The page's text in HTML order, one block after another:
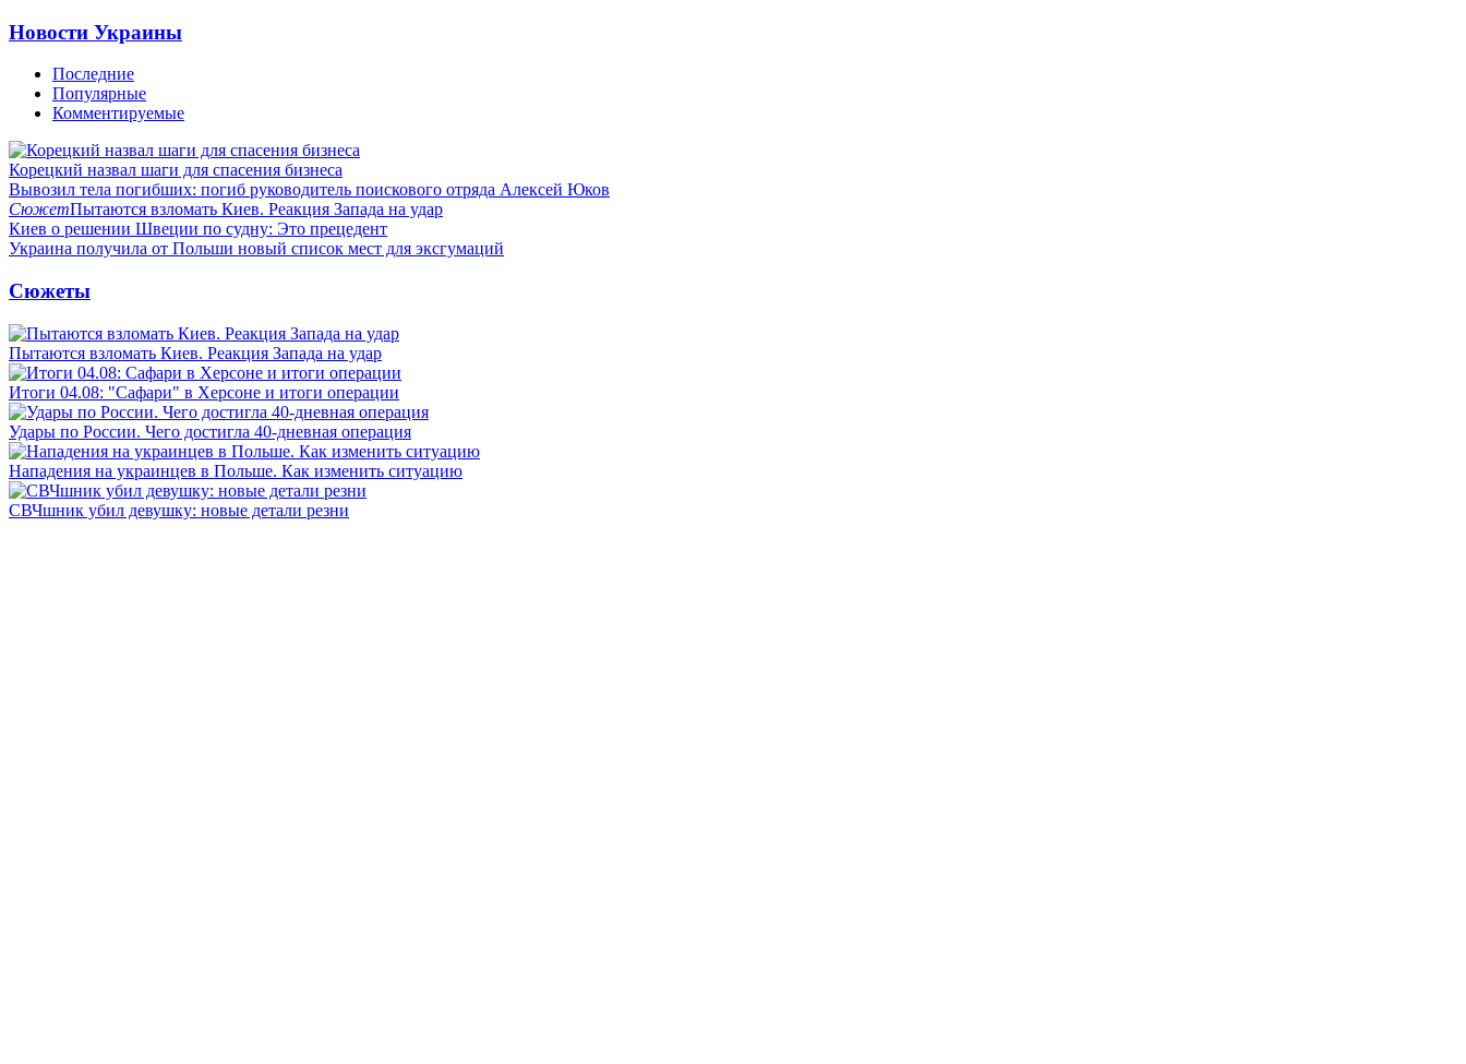
Новости Украины
Последние
Популярные
Комментируемые
Корецкий назвал шаги для спасения бизнеса
Вывозил тела погибших: погиб руководитель поискового отряда Алексей Юков
СюжетПытаются взломать Киев. Реакция Запада на удар
Киев о решении Швеции по судну: Это прецедент
Украина получила от Польши новый список мест для эксгумаций
Сюжеты
Пытаются взломать Киев. Реакция Запада на удар
Итоги 04.08: "Сафари" в Херсоне и итоги операции
Удары по России. Чего достигла 40-дневная операция
Нападения на украинцев в Польше. Как изменить ситуацию
СВЧшник убил девушку: новые детали резни